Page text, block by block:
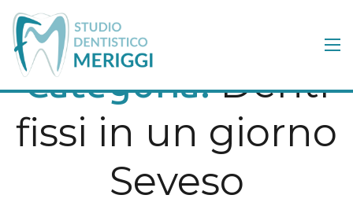
Categoria:Denti
fissi in un giorno
Seveso